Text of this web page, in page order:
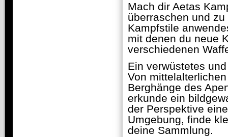
Mach dir Aetas
überraschen und
Kampfstile
mit denen du neue
verschiedenen
Ein verwüstetes
Von
Berghänge des
erkunde ein
der Perspektive
Umgebung, finde
deine Sammlung.